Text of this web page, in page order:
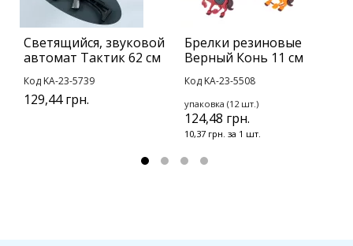
Светящийся, звуковой
автомат Тактик 62 см
Код KA-23-5739
129,44 грн.
Брелки резиновые
Верный Конь 11 см
Код KA-23-5508
упаковка (12 шт.)
124,48 грн.
10,37 грн. за 1 шт.